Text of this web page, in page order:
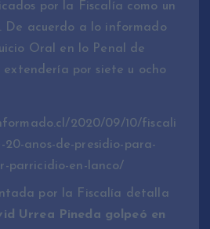
por la Fiscalía como un
De acuerdo a lo informado
Oral en lo Penal de
extendería por siete u ocho
2020/09/10/fiscali
20-anos-de-presidio-para-
parricidio-en-lanco/
por la Fiscalía detalla
Urrea Pineda golpeó en